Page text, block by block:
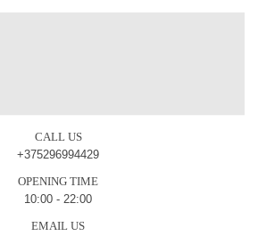
CALL US
+375296994429
OPENING TIME
10:00 - 22:00
EMAIL US